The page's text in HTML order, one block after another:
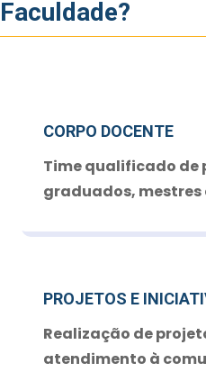
Faculdade?
CORPO DOCENTE
Time qualificado de
graduados, mestres
PROJETOS E
Realização de
atendimento à